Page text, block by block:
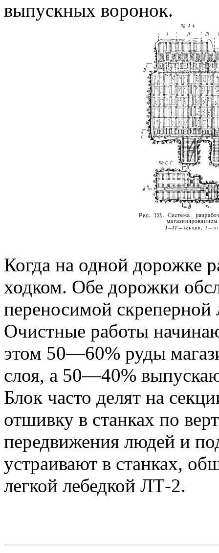
выпускных воронок.
Когда на одной дорожке
ходком. Обе дорожки
переносимой
Очистные работы
этом 50—60% руды
слоя, а 50—40%
Блок часто делят на
отшивку в станках по
передвижения людей и
устраивают в станках,
легкой лебедкой ЛТ-2.